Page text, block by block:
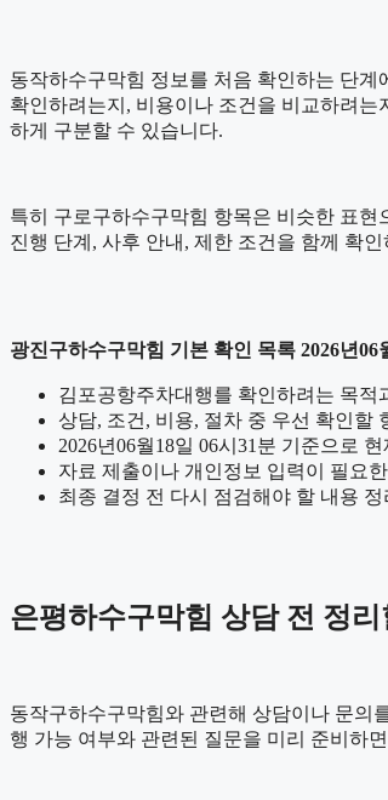
동작하수구막힘 정보를 처음 확인하는 단계
확인하려는지, 비용이나 조건을 비교하려
하게 구분할 수 있습니다.
특히 구로구하수구막힘 항목은 비슷한 표현
진행 단계, 사후 안내, 제한 조건을 함께 확
광진구하수구막힘 기본 확인 목록 2026년06
김포공항주차대행를 확인하려는 목적
상담, 조건, 비용, 절차 중 우선 확인할
2026년06월18일 06시31분 기준으로
자료 제출이나 개인정보 입력이 필요
최종 결정 전 다시 점검해야 할 내용 정
은평하수구막힘 상담 전 정
동작구하수구막힘와 관련해 상담이나 문의
행 가능 여부와 관련된 질문을 미리 준비하